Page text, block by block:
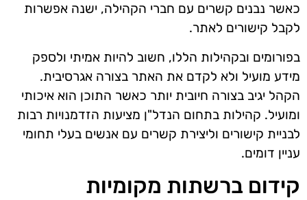
כאשר נבנים קשרים עם חברי הקהילה, ישנה אפשרות
לקבל קישורים לאתר.
בפורומים ובקהילות הללו, חשוב להיות אמיתי ולספק
מידע מועיל ולא לקדם את האתר בצורה אגרסיבית.
הקהל יגיב בצורה חיובית יותר כאשר התוכן הוא איכותי
ומועיל. קהילות בתחום הנדל"ן מציעות הזדמנויות רבות
לבניית קישורים וליצירת קשרים עם אנשים בעלי תחומי
עניין דומים.
קידום ברשתות מקומיות